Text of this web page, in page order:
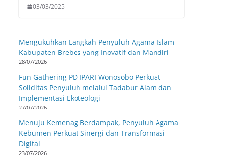
03/03/2025
Mengukuhkan Langkah Penyuluh Agama Islam
Kabupaten Brebes yang Inovatif dan Mandiri
28/07/2026
Fun Gathering PD IPARI Wonosobo Perkuat
Soliditas Penyuluh melalui Tadabur Alam dan
Implementasi Ekoteologi
27/07/2026
Menuju Kemenag Berdampak, Penyuluh Agama
Kebumen Perkuat Sinergi dan Transformasi
Digital
23/07/2026